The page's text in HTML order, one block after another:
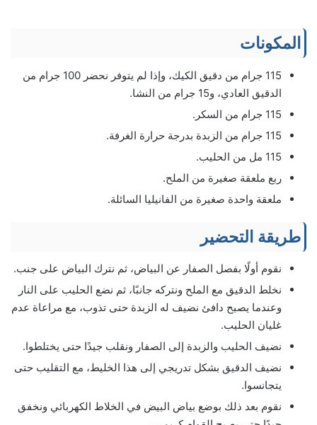
المكونات
115 جرام من دقيق الكيك، وإذا لم يتوفر نحضر 100 جرام من
الدقيق العادي، و15 جرام من النشا.
115 جرام من السكر.
115 جرام من الزبدة بدرجة حرارة الغرفة.
115 مل من الحليب.
ربع ملعقة صغيرة من الملح.
ملعقة واحدة صغيرة من الفانيليا السائلة.
طريقة التحضير
نقوم أولًا بفصل الصفار عن البياض، ثم نترك البياض على جنب.
نخلط الدقيق مع الملح ونتركه جانبًا، ثم نضع الحليب على النار
وعندما يصبح دافئ نضيف له الزبدة حتى تذوب، مع مراعاة عدم
غليان الحليب.
نضيف الحليب والزبدة إلى الصفار ونقلب جيدًا حتى يختلطوا.
نضيف الدقيق بشكل تدريجي إلى هذا الخليط، مع التقليب حتى
يتجانسوا.
نقوم بعد ذلك بوضع بياض البيض في الخلاط الكهربائي ونخفق